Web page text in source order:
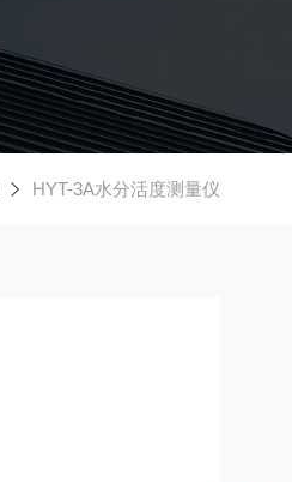
HYT-3A水分活度测量仪